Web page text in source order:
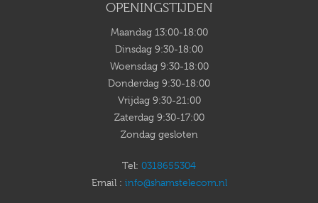
OPENINGSTIJDEN
Maandag 13:00-18:00
Dinsdag 9:30-18:00
Woensdag 9:30-18:00
Donderdag 9:30-18:00
Vrijdag 9:30-21:00
Zaterdag 9:30-17:00
Zondag gesloten
Tel: 0318655304
Email : info@shamstelecom.nl